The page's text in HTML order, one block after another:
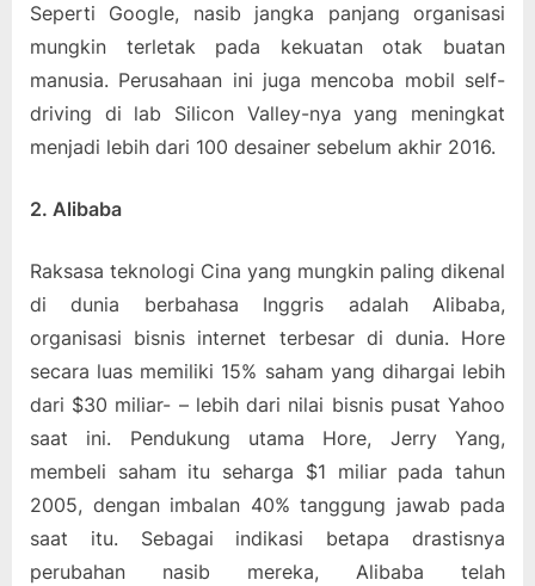
Seperti Google, nasib jangka panjang organisasi
mungkin terletak pada kekuatan otak buatan
manusia. Perusahaan ini juga mencoba mobil self-
driving di lab Silicon Valley-nya yang meningkat
menjadi lebih dari 100 desainer sebelum akhir 2016.
2. Alibaba
Raksasa teknologi Cina yang mungkin paling dikenal
di dunia berbahasa Inggris adalah Alibaba,
organisasi bisnis internet terbesar di dunia. Hore
secara luas memiliki 15% saham yang dihargai lebih
dari $30 miliar- – lebih dari nilai bisnis pusat Yahoo
saat ini. Pendukung utama Hore, Jerry Yang,
membeli saham itu seharga $1 miliar pada tahun
2005, dengan imbalan 40% tanggung jawab pada
saat itu. Sebagai indikasi betapa drastisnya
perubahan nasib mereka, Alibaba telah